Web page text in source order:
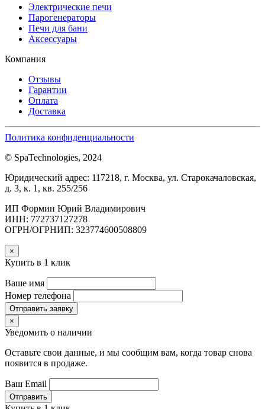
Электрические печи
Парогенераторы
Печи для бани
Аксессуары
Компания
Отзывы
Гарантии
Оплата
Доставка
Политика конфиденциальности
© SpaTechnologies, 2024
Юридический адрес: 117218, г. Москва, ул. Старокачаловская,
д. 3, к. 1, кв. 255/256
ИП Формин Юрий Владимирович
ИНН: 772737127278
ОГРН/ОГРНИП: 323774600508809
×
Купить в 1 клик
Ваше имя
Номер телефона
Отправить заявку
×
Уведомить о наличии
Оставьте свои данные, и мы сообщим вам, когда товар снова
появится в продаже.
Ваш Email
Отправить